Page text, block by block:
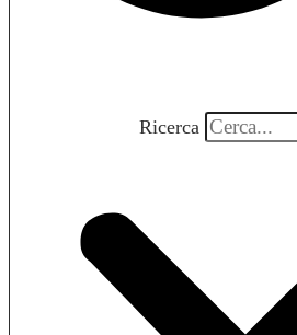
Ricerca